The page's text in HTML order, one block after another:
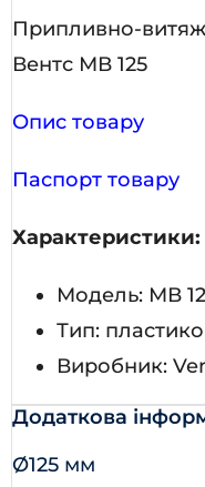
Припливно-
Вентс МВ 125
Опис товару
Паспорт товару
Характеристики:
Модель: МВ
Тип:
Виробник:
Додаткова
Ø125 мм